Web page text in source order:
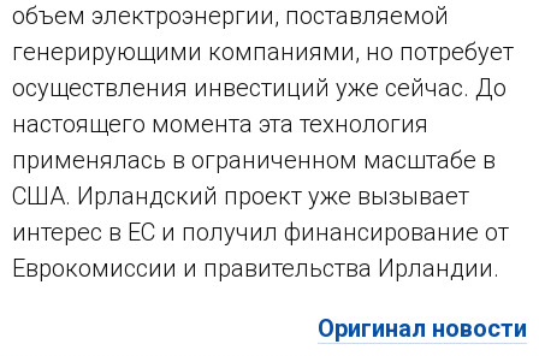
объем электроэнергии, поставляемой
генерирующими компаниями, но потребует
осуществления инвестиций уже сейчас. До
настоящего момента эта технология
применялась в ограниченном масштабе в
США. Ирландский проект уже вызывает
интерес в ЕС и получил финансирование от
Еврокомиссии и правительства Ирландии.
Оригинал новости